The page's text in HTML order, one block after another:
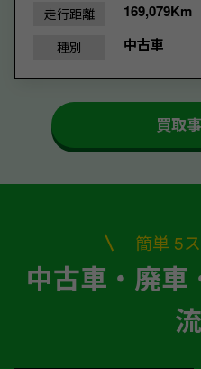
走行距離 169,079Km
種別 中古車
買取
簡単 5
中古車・廃車